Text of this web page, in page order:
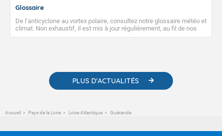
Glossaire
De l’anticyclone au vortex polaire, consultez notre glossaire météo et
climat. Non exhaustif, il est mis à jour régulièrement, au fil de nos
publications. Vous y trouverez également des liens utiles vers nos
PLUS D'ACTUALITÉS
Accueil Pays de la Loire Loire-Atlantique Guérande